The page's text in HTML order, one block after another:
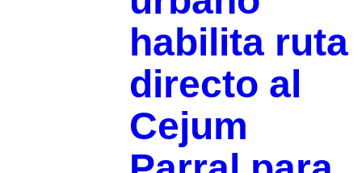
habilita ruta
directo al
Cejum